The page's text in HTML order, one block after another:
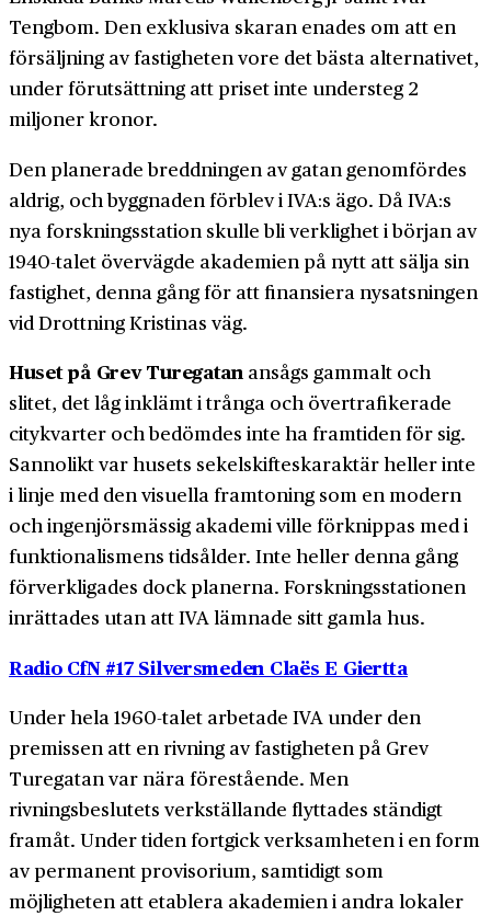
Tengbom. Den exklusiva skaran enades om att en
försäljning av fastigheten vore det bästa alternativet,
under förutsättning att priset inte understeg 2
miljoner kronor.
Den planerade breddningen av gatan genomfördes
aldrig, och byggnaden förblev i IVA:s ägo. Då IVA:s
nya forskningsstation skulle bli verklighet i början av
1940-talet övervägde akademien på nytt att sälja sin
fastighet, denna gång för att finansiera nysatsningen
vid Drottning Kristinas väg.
Huset på Grev Turegatanansågs gammalt och
slitet, det låg inklämt i trånga och övertrafikerade
citykvarter och bedömdes inte ha framtiden för sig.
Sannolikt var husets sekelskifteskaraktär heller inte
i linje med den visuella framtoning som en modern
och ingenjörsmässig akademi ville förknippas med i
funktionalismens tidsålder. Inte heller denna gång
förverkligades dock planerna. Forskningsstationen
inrättades utan att IVA lämnade sitt gamla hus.
Radio CfN #17 Silversmeden Claës E Giertta
Under hela 1960-talet arbetade IVA under den
premissen att en rivning av fastigheten på Grev
Turegatan var nära förestående. Men
rivningsbeslutets verkställande flyttades ständigt
framåt. Under tiden fortgick verksamheten i en form
av permanent provisorium, samtidigt som
möjligheten att etablera akademien i andra lokaler